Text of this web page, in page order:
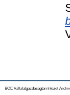
BCE Vállalatgazdaságtan Intézet